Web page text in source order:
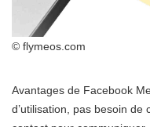
© flymeos.com
Avantages de Facebook
d’utilisation, pas besoin